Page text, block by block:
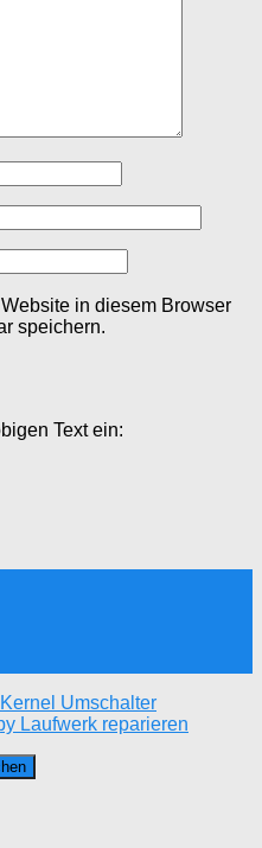
in diesem Browser
speichern.
Text ein:
Umschalter
Laufwerk reparieren